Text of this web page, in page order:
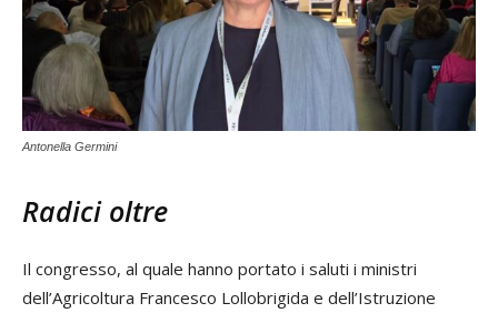
Antonella Germini
Radici oltre
Il congresso, al quale hanno portato i saluti i ministri
dell’Agricoltura Francesco Lollobrigida e dell’Istruzione